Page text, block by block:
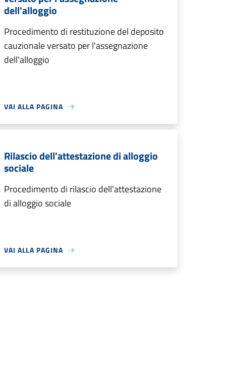
dell'alloggio
Procedimento di restituzione del deposito
cauzionale versato per l'assegnazione
dell'alloggio
VAI ALLA PAGINA
Rilascio dell'attestazione di alloggio
sociale
Procedimento di rilascio dell'attestazione
di alloggio sociale
VAI ALLA PAGINA